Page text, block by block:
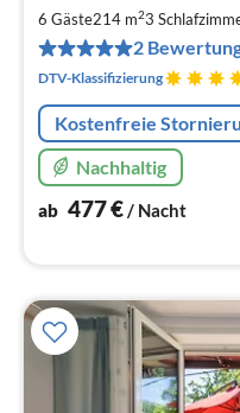
6 Gäste214 m23
2
DTV-Klassifizierung
Kostenfreie
Nachhaltig
ab 477€/ Nacht